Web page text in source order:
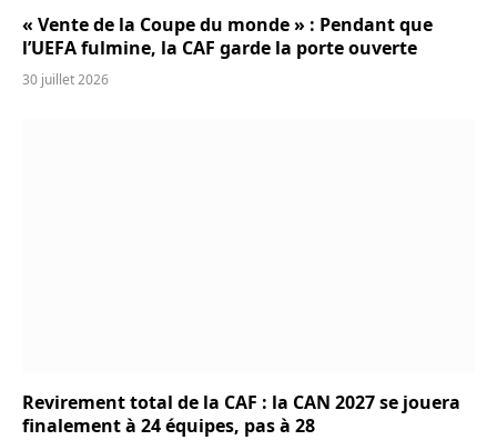
« Vente de la Coupe du monde » : Pendant que
l’UEFA fulmine, la CAF garde la porte ouverte
30 juillet 2026
Revirement total de la CAF : la CAN 2027 se jouera
finalement à 24 équipes, pas à 28